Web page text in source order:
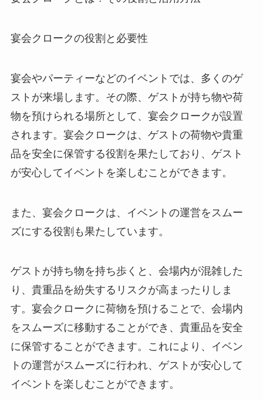
宴会クロークの役割と必要性
宴会やパーティーなどのイベントでは、多くのゲ
ストが来場します。その際、ゲストが持ち物や荷
物を預けられる場所として、宴会クロークが設置
されます。宴会クロークは、ゲストの荷物や貴重
品を安全に保管する役割を果たしており、ゲスト
が安心してイベントを楽しむことができます。
また、宴会クロークは、イベントの運営をスムー
ズにする役割も果たしています。
ゲストが持ち物を持ち歩くと、会場内が混雑した
り、貴重品を紛失するリスクが高まったりしま
す。宴会クロークに荷物を預けることで、会場内
をスムーズに移動することができ、貴重品を安全
に保管することができます。これにより、イベン
トの運営がスムーズに行われ、ゲストが安心して
イベントを楽しむことができます。